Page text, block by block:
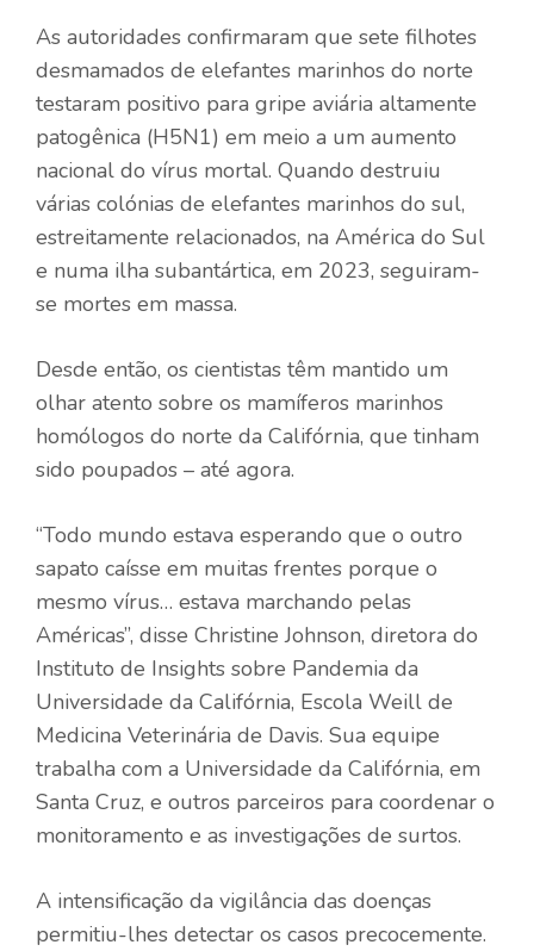
As autoridades confirmaram que sete filhotes
desmamados de elefantes marinhos do norte
testaram positivo para gripe aviária altamente
patogênica (H5N1) em meio a um aumento
nacional do vírus mortal. Quando destruiu
várias colónias de elefantes marinhos do sul,
estreitamente relacionados, na América do Sul
e numa ilha subantártica, em 2023, seguiram-
se mortes em massa.
Desde então, os cientistas têm mantido um
olhar atento sobre os mamíferos marinhos
homólogos do norte da Califórnia, que tinham
sido poupados – até agora.
“Todo mundo estava esperando que o outro
sapato caísse em muitas frentes porque o
mesmo vírus… estava marchando pelas
Américas”, disse Christine Johnson, diretora do
Instituto de Insights sobre Pandemia da
Universidade da Califórnia, Escola Weill de
Medicina Veterinária de Davis. Sua equipe
trabalha com a Universidade da Califórnia, em
Santa Cruz, e outros parceiros para coordenar o
monitoramento e as investigações de surtos.
A intensificação da vigilância das doenças
permitiu-lhes detectar os casos precocemente.